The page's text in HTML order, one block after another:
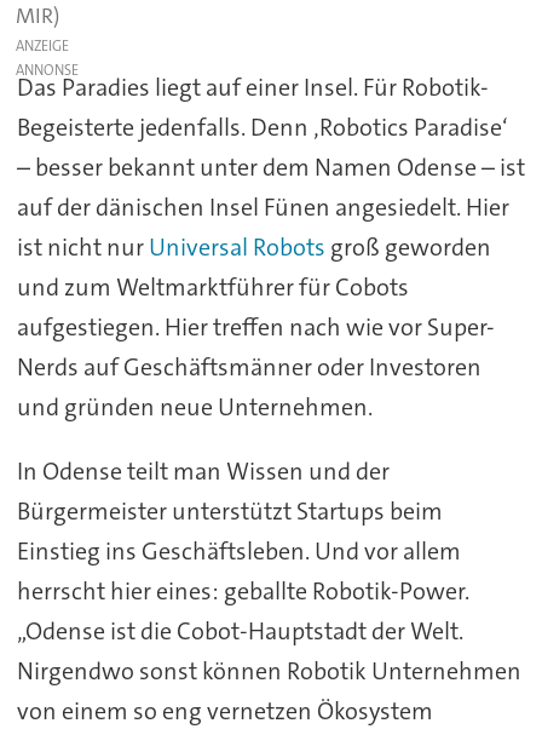
MIR)
ANZEIGE
Das Paradies liegt auf einer Insel. Für Robotik-
Begeisterte jedenfalls. Denn ‚Robotics Paradise‘
– besser bekannt unter dem Namen Odense – ist
auf der dänischen Insel Fünen angesiedelt. Hier
ist nicht nurUniversal Robots groß geworden
und zum Weltmarktführer für Cobots
aufgestiegen. Hier treffen nach wie vor Super-
Nerds auf Geschäftsmänner oder Investoren
und gründen neue Unternehmen.
In Odense teilt man Wissen und der
Bürgermeister unterstützt Startups beim
Einstieg ins Geschäftsleben. Und vor allem
herrscht hier eines: geballte Robotik-Power.
„Odense ist die Cobot-Hauptstadt der Welt.
Nirgendwo sonst können Robotik Unternehmen
von einem so eng vernetzen Ökosystem